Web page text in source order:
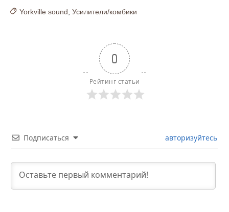
Yorkville sound Усилители/комбики
0
Рейтинг статьи
Подписаться авторизуйтесь